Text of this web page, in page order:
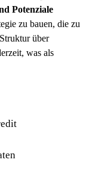
Potenziale
zu bauen, die zu
über
was als